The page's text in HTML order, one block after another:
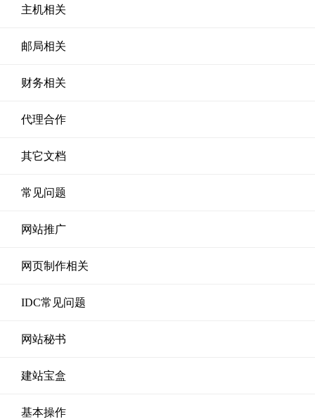
主机相关
邮局相关
财务相关
代理合作
其它文档
常见问题
网站推广
网页制作相关
IDC常见问题
网站秘书
建站宝盒
基本操作